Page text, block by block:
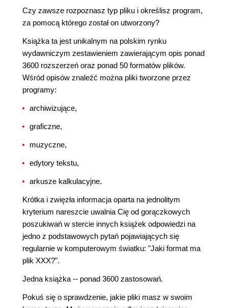
Czy zawsze rozpoznasz typ pliku i określisz program,
za pomocą którego został on utworzony?
Książka ta jest unikalnym na polskim rynku
wydawniczym zestawieniem zawierającym opis ponad
3600 rozszerzeń oraz ponad 50 formatów plików.
Wśród opisów znaleźć można pliki tworzone przez
programy:
archiwizujące,
graficzne,
muzyczne,
edytory tekstu,
arkusze kalkulacyjne.
Krótka i zwięzła informacja oparta na jednolitym
kryterium nareszcie uwalnia Cię od gorączkowych
poszukiwań w stercie innych książek odpowiedzi na
jedno z podstawowych pytań pojawiających się
regularnie w komputerowym światku: "Jaki format ma
plik XXX?".
Jedna książka -- ponad 3600 zastosowań.
Pokuś się o sprawdzenie, jakie pliki masz w swoim